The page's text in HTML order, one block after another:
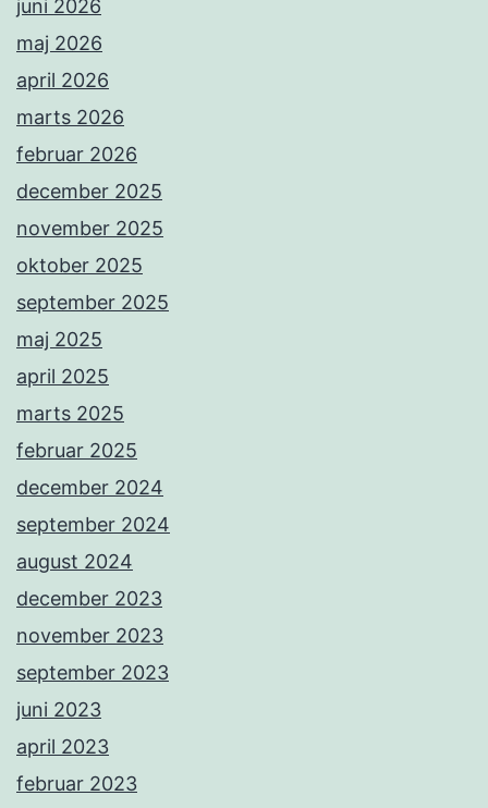
juni 2026
maj 2026
april 2026
marts 2026
februar 2026
december 2025
november 2025
oktober 2025
september 2025
maj 2025
april 2025
marts 2025
februar 2025
december 2024
september 2024
august 2024
december 2023
november 2023
september 2023
juni 2023
april 2023
februar 2023